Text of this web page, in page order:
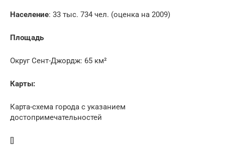
Население: 33 тыс. 734 чел. (оценка на 2009)
Площадь
Округ Сент-Джордж: 65 км²
Карты:
Карта-схема города с указанием
достопримечательностей
[]